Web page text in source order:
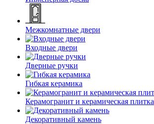
Межкомнатные двери
Входные двери
Дверные ручки
Гибкая керамика
Керамогранит и керамическая плитка
Декоративный камень